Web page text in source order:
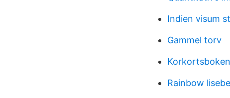
Indien visum
Gammel torv
Rainbow